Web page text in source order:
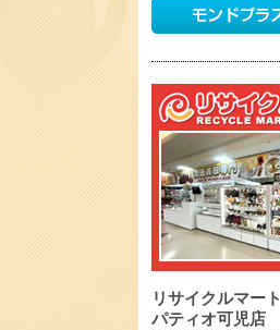
リサイクルマート
パティオ可児店